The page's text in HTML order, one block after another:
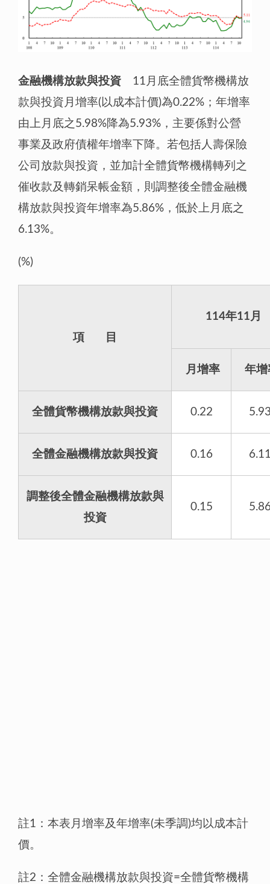
金融機構放款與投資 11月底全體貨幣機構放
款與投資月增率(以成本計價)為0.22%；年增率
由上月底之5.98%降為5.93%，主要係對公營
事業及政府債權年增率下降。若包括人壽保險
公司放款與投資，並加計全體貨幣機構轉列之
催收款及轉銷呆帳金額，則調整後全體金融機
構放款與投資年增率為5.86%，低於上月底之
6.13%。
(%)
項 目
114年11月
月增率 年增
全體貨幣機構放款與投資 0.22
全體金融機構放款與投資 0.16
調整後全體金融機構放款與
投資
0.15
註1：本表月增率及年增率(未季調)均以成本計
價。
註2：全體金融機構放款與投資=全體貨幣機構